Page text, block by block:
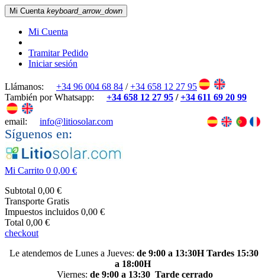
Mi Cuenta keyboard_arrow_down
Mi Cuenta
Tramitar Pedido
Iniciar sesión
Llámanos: +34 96 004 68 84 /+34 658 12 27 95
También por Whatsapp:
+34 658 12 27 95 /+34 611 69 20 99
email: info@litiosolar.com
Síguenos en:
Mi Carrito 0 0,00 €
Subtotal 0,00 €
Transporte Gratis
Impuestos incluidos 0,00 €
Total 0,00 €
checkout
Le atendemos de Lunes a Jueves: de 9:00 a 13:30H Tardes 15:30
a 18:00H
Viernes: de 9:00 a 13:30 Tarde cerrado